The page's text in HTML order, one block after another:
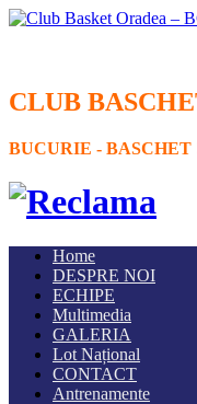
CLUB
BUCURIE - BASCHET
Home
DESPRE NOI
ECHIPE
Multimedia
GALERIA
Lot Național
CONTACT
Antrenamente